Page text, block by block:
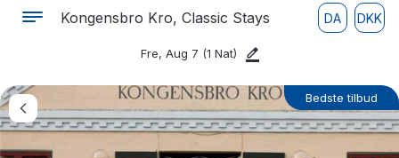
Kongensbro Kro, Classic Stays DA DKK
Fre, Aug 7 (1 Nat)
Bedste tilbud